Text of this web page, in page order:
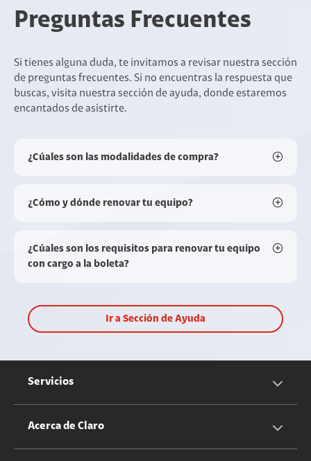
Preguntas Frecuentes
Si tienes alguna duda, te invitamos a revisar nuestra sección
de preguntas frecuentes. Si no encuentras la respuesta que
buscas, visita nuestra sección de ayuda, donde estaremos
encantados de asistirte.
¿Cúales son las modalidades de compra?
¿Cómo y dónde renovar tu equipo?
¿Cúales son los requisitos para renovar tu equipo
con cargo a la boleta?
Ir a Sección de Ayuda
Servicios
Servicios Móviles
Acerca de Claro